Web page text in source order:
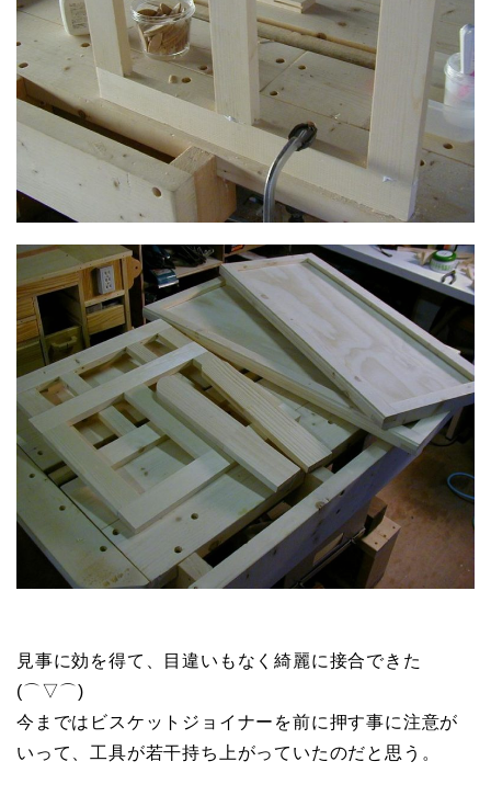
見事に効を得て、目違いもなく綺麗に接合できた
(⌒▽⌒)
今まではビスケットジョイナーを前に押す事に注意が
いって、工具が若干持ち上がっていたのだと思う。